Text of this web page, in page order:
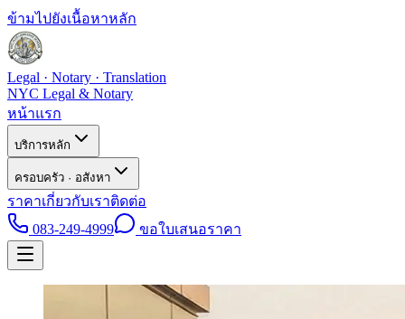
ข้ามไปยังเนื้อหาหลัก
Legal · Notary · Translation
NYC Legal & Notary
หน้าแรก
บริการหลัก
ครอบครัว · อสังหา
ราคาเกี่ยวกับเราติดต่อ
083-249-4999
ขอใบเสนอราคา